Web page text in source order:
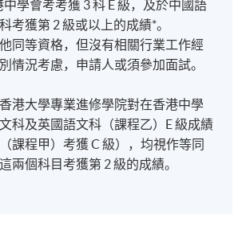
考考獲 3 科 E 級，及於中國語
考獲第 2 級或以上的成績*。
同等資格，但沒有相關行業工作經
情況考慮，申請人或須參加面試。
港大學專業進修學院對在香港中學
科及英國語文科（課程乙）E 級成績
課程甲）考獲 C 級），均視作等同
兩個科目考獲第 2 級的成績。